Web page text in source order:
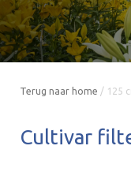
Terug naar home / 125
Cultivar